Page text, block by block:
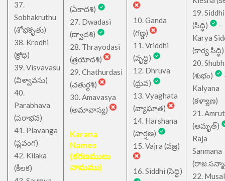
37.
Sobhakruthu
(శోభకృతు)
38. Krodhi
(క్రోధి)
39. Visvavasu
(విశ్వావసు)
40.
Parabhava
(పరాభవ)
41. Plavanga
(ప్లవంగ)
42. Kilaka
(కీలక)
(ఏకాదశి)
27. Dwadasi
(ద్వాదశి)
28. Thrayodasi
(త్రయోదశి)
29. Chathurdasi
(చతుర్దశి)
30. Amavasya
(అమావాస్య)
Karana
Names
(కరణములు
నామము)
10. Ganda
(గణ్డ)
11. Vriddhi
(వృద్ధి)
12. Dhruva
(ధ్రువ)
13. Vyaghata
(వ్యాఘాత)
14. Harshana
(హర్షణ)
15. Vajra (వజ్ర)
16. Siddhi (సిద్ధి)
19. Siddhi
(సిద్ధి)
-
Karya
(కార్య సిద్ధి)
20.
(శుభం)
Kalyana
(కళ్యాణ)
21.
(అమృత్)
Raja
Sanmana
(రాజ
22.